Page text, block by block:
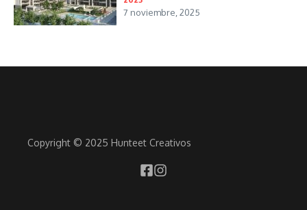
7 noviembre, 2025
Copyright © 2025 Hunteet Creativos